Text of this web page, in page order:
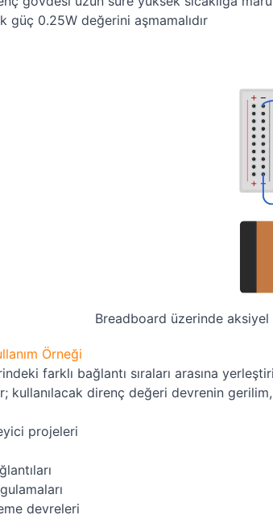
güç 0.25W değerini aşmamalıdır
Breadboard üzerinde
Örneği
farklı bağlantı sıraları arasına
kullanılacak direnç değeri devrenin
projeleri
devreleri